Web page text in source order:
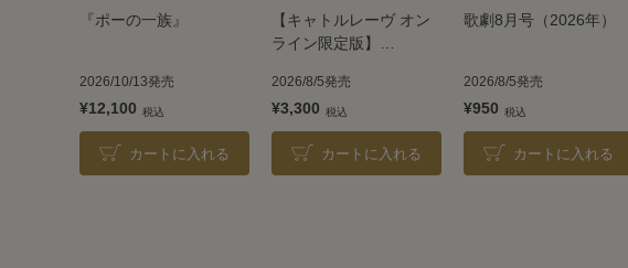
『ポーの一族』
2026/10/13発売
¥12,100
カートに入れる
【キャトルレーヴ オン
ライン限定版】
2026
2026/8/5発売
¥3,300
カートに入れる
歌劇8月号（2026年）
2026/8/5発売
¥950
カートに入れる